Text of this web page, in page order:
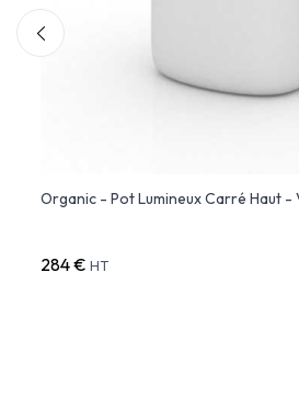
Organic - Pot Lumineux Carré Haut -
284 € HT